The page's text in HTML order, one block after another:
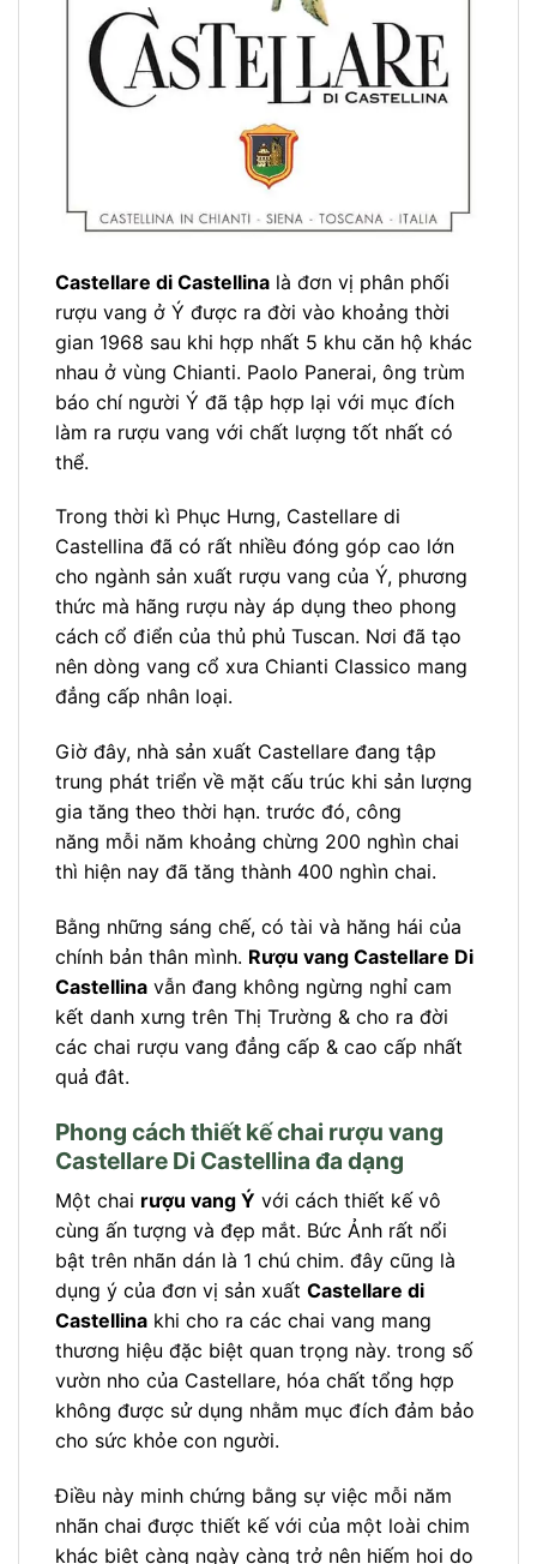
Castellare di Castellina là đơn vị phân phối
rượu vang ở Ý được ra đời vào khoảng thời
gian 1968 sau khi hợp nhất 5 khu căn hộ khác
nhau ở vùng Chianti. Paolo Panerai, ông trùm
báo chí người Ý đã tập hợp lại với mục đích
làm ra rượu vang với chất lượng tốt nhất có
thể.
Trong thời kì Phục Hưng, Castellare di
Castellina đã có rất nhiều đóng góp cao lớn
cho ngành sản xuất rượu vang của Ý, phương
thức mà hãng rượu này áp dụng theo phong
cách cổ điển của thủ phủ Tuscan. Nơi đã tạo
nên dòng vang cổ xưa Chianti Classico mang
đẳng cấp nhân loại.
Giờ đây, nhà sản xuất Castellare đang tập
trung phát triển về mặt cấu trúc khi sản lượng
gia tăng theo thời hạn. trước đó, công
năng mỗi năm khoảng chừng 200 nghìn chai
thì hiện nay đã tăng thành 400 nghìn chai.
Bằng những sáng chế, có tài và hăng hái của
chính bản thân mình. Rượu vang Castellare Di
Castellina vẫn đang không ngừng nghỉ cam
kết danh xưng trên Thị Trường & cho ra đời
các chai rượu vang đẳng cấp & cao cấp nhất
quả đât.
Phong cách thiết kế chai rượu vang
Castellare Di Castellina đa dạng
Một chai rượu vang Ý với cách thiết kế vô
cùng ấn tượng và đẹp mắt. Bức Ảnh rất nổi
bật trên nhãn dán là 1 chú chim. đây cũng là
dụng ý của đơn vị sản xuất Castellare di
Castellina khi cho ra các chai vang mang
thương hiệu đặc biệt quan trọng này. trong số
vườn nho của Castellare, hóa chất tổng hợp
không được sử dụng nhằm mục đích đảm bảo
cho sức khỏe con người.
Điều này minh chứng bằng sự việc mỗi năm
nhãn chai được thiết kế với của một loài chim
khác biệt càng ngày càng trở nên hiếm hoi do